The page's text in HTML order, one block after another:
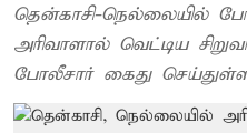
தென்காசி-நெல்லையில்
அரிவாளால் வெட்டிய
போலீசார் கைது